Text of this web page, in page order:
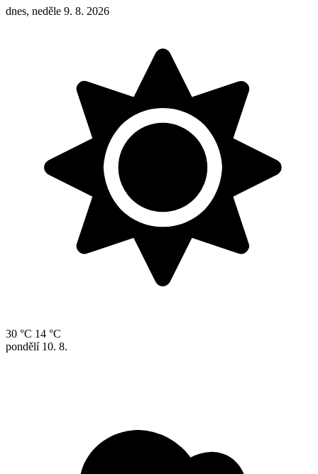
dnes, neděle 9. 8. 2026
30 °C 14 °C
pondělí 10. 8.